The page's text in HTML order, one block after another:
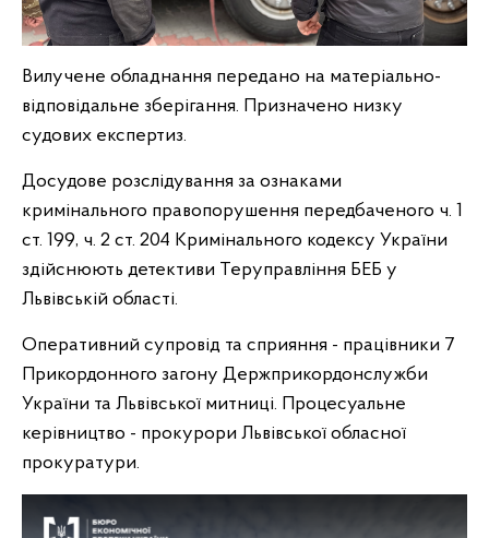
Вилучене обладнання передано на матеріально-
відповідальне зберігання. Призначено низку
судових експертиз.
Досудове розслідування за ознаками
кримінального правопорушення передбаченого ч. 1
ст. 199, ч. 2 ст. 204 Кримінального кодексу України
здійснюють детективи Теруправління БЕБ у
Львівській області.
Оперативний супровід та сприяння - працівники 7
Прикордонного загону Держприкордонслужби
України та Львівської митниці. Процесуальне
керівництво - прокурори Львівської обласної
прокуратури.